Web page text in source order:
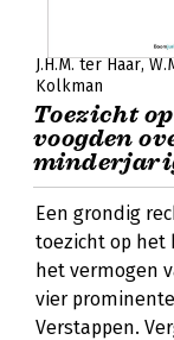
J.H.M. ter Haar
Kolkman
Toezicht
voogden
Een grondig
toezicht op het
het vermogen
vier
Verstappen.